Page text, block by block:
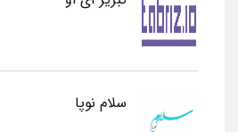
سلام نوپا